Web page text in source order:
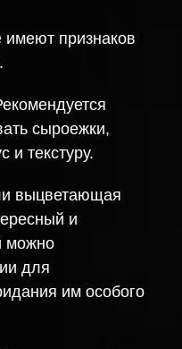
имеют признаков
сыроежки,
и текстуру.
выцветающая
и
можно
для
им особого